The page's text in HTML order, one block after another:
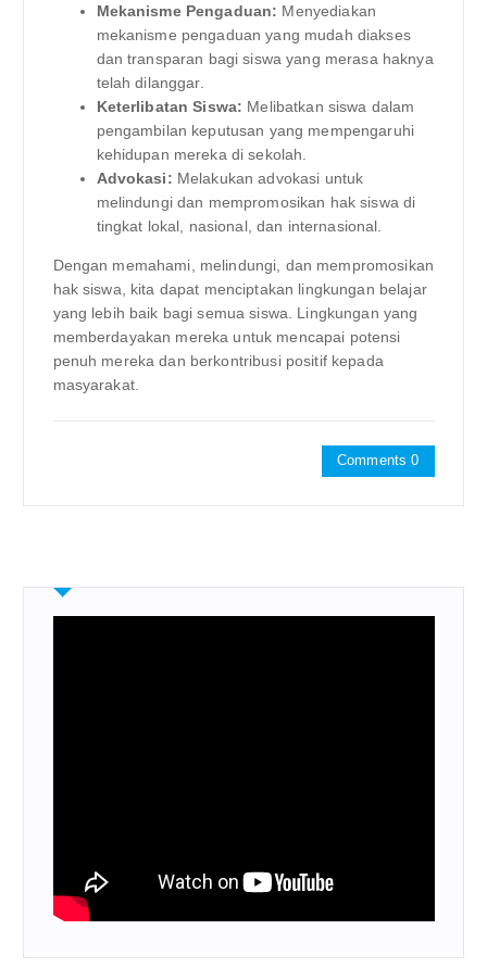
Mekanisme Pengaduan: Menyediakan
mekanisme pengaduan yang mudah diakses
dan transparan bagi siswa yang merasa haknya
telah dilanggar.
Keterlibatan Siswa: Melibatkan siswa dalam
pengambilan keputusan yang mempengaruhi
kehidupan mereka di sekolah.
Advokasi: Melakukan advokasi untuk
melindungi dan mempromosikan hak siswa di
tingkat lokal, nasional, dan internasional.
Dengan memahami, melindungi, dan mempromosikan
hak siswa, kita dapat menciptakan lingkungan belajar
yang lebih baik bagi semua siswa. Lingkungan yang
memberdayakan mereka untuk mencapai potensi
penuh mereka dan berkontribusi positif kepada
masyarakat.
Comments 0